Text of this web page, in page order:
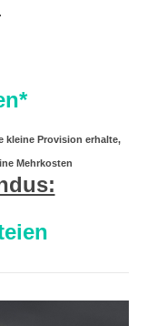
kleine Provision erhalte,
Mehrkosten